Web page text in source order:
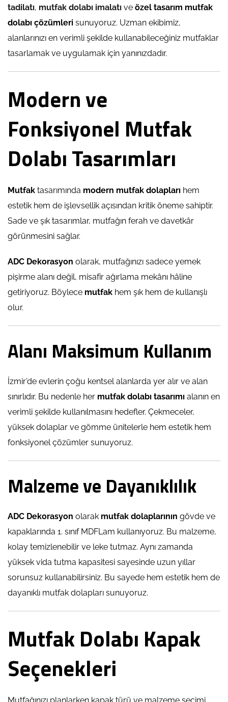
tadilatı, mutfak dolabı imalatı ve özel tasarım mutfak
dolabı çözümleri sunuyoruz. Uzman ekibimiz,
alanlarınızı en verimli şekilde kullanabileceğiniz mutfaklar
tasarlamak ve uygulamak için yanınızdadır.
Modern ve
Fonksiyonel Mutfak
Dolabı Tasarımları
Mutfak tasarımında modern mutfak dolapları hem
estetik hem de işlevsellik açısından kritik öneme sahiptir.
Sade ve şık tasarımlar, mutfağın ferah ve davetkâr
görünmesini sağlar.
ADC Dekorasyon olarak, mutfağınızı sadece yemek
pişirme alanı değil, misafir ağırlama mekânı hâline
getiriyoruz. Böylece mutfak hem şık hem de kullanışlı
olur.
Alanı Maksimum Kullanım
İzmir’de evlerin çoğu kentsel alanlarda yer alır ve alan
sınırlıdır. Bu nedenle her mutfak dolabı tasarımı alanın en
verimli şekilde kullanılmasını hedefler. Çekmeceler,
yüksek dolaplar ve gömme ünitelerle hem estetik hem
fonksiyonel çözümler sunuyoruz.
Malzeme ve Dayanıklılık
ADC Dekorasyon olarak mutfak dolaplarının gövde ve
kapaklarında 1. sınıf MDFLam kullanıyoruz. Bu malzeme,
kolay temizlenebilir ve leke tutmaz. Aynı zamanda
yüksek vida tutma kapasitesi sayesinde uzun yıllar
sorunsuz kullanabilirsiniz. Bu sayede hem estetik hem de
dayanıklı mutfak dolapları sunuyoruz.
Mutfak Dolabı Kapak
Seçenekleri